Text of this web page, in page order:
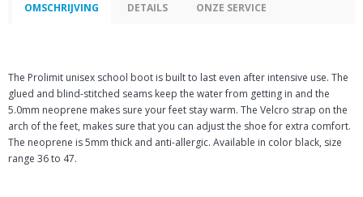
OMSCHRIJVING DETAILS ONZE SERVICE
The Prolimit unisex school boot is built to last even after intensive use. The
glued and blind-stitched seams keep the water from getting in and the
5.0mm neoprene makes sure your feet stay warm. The Velcro strap on the
arch of the feet, makes sure that you can adjust the shoe for extra comfort.
The neoprene is 5mm thick and anti-allergic. Available in color black, size
range 36 to 47.